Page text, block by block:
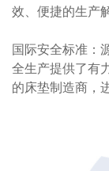
效、便捷的生产
国际安全标准：
全生产提供了有
的床垫制造商，